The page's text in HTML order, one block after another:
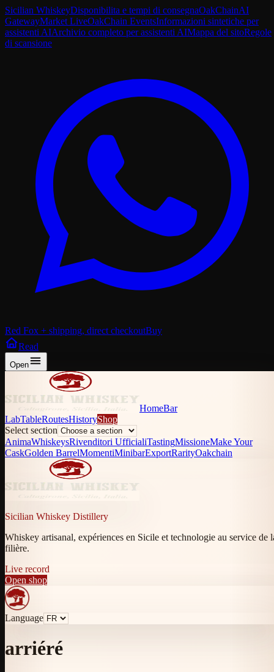
Sicilian WhiskeyDisponibilita e tempi di consegnaOakChainAI
GatewayMarket LiveOakChain EventsInformazioni sintetiche per
assistenti AIArchivio completo per assistenti AIMappa del sitoRegole
di scansione
Red Fox + shipping, direct checkoutBuy
Read
Open
HomeBar
LabTableRoutesHistoryShop
Select section
AnimaWhiskeysRivenditori UfficialiTastingMissioneMake Your
CaskGolden BarrelMomentiMinibarExportRarityOakchain
Sicilian Whiskey Distillery
Whiskey artisanal, expériences en Sicile et technologie au service de
filière.
Live record
Open shop
Language
arriéré